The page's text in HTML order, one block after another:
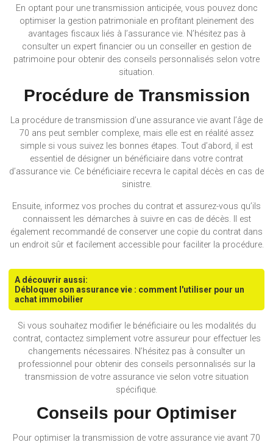
En optant pour une transmission anticipée, vous pouvez donc
optimiser la gestion patrimoniale en profitant pleinement des
avantages fiscaux liés à l’assurance vie. N’hésitez pas à
consulter un expert financier ou un conseiller en gestion de
patrimoine pour obtenir des conseils personnalisés selon votre
situation.
Procédure de Transmission
La procédure de transmission d’une assurance vie avant l’âge de
70 ans peut sembler complexe, mais elle est en réalité assez
simple si vous suivez les bonnes étapes. Tout d’abord, il est
essentiel de désigner un bénéficiaire dans votre contrat
d’assurance vie. Ce bénéficiaire recevra le capital décès en cas de
sinistre.
Ensuite, informez vos proches du contrat et assurez-vous qu’ils
connaissent les démarches à suivre en cas de décès. Il est
également recommandé de conserver une copie du contrat dans
un endroit sûr et facilement accessible pour faciliter la procédure.
A découvrir aussi:
Débloquer son assurance vie : comment l'utiliser pour un
achat immobilier
Si vous souhaitez modifier le bénéficiaire ou les modalités du
contrat, contactez simplement votre assureur pour effectuer les
changements nécessaires. N’hésitez pas à consulter un
professionnel pour obtenir des conseils personnalisés sur la
transmission de votre assurance vie selon votre situation
spécifique.
Conseils pour Optimiser
Pour optimiser la transmission de votre assurance vie avant 70